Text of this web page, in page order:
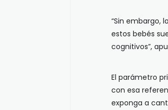
“Sin embargo,
estos bebés
cognitivos”,
El parámetro
con esa
exponga a